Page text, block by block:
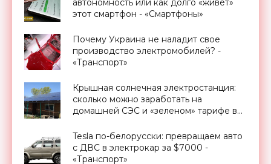
автономность или как долго «живет»
этот смартфон - «Смартфоны»
Почему Украина не наладит свое
производство электромобилей? -
«Транспорт»
Крышная солнечная электростанция:
сколько можно заработать на
домашней СЭС и «зеленом» тарифе в
Tesla по-белорусски: превращаем авто
с ДВС в электрокар за $7000 -
«Транспорт»